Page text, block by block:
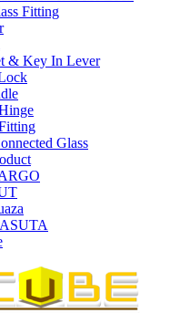
Fitting
& Key In Lever
Glass